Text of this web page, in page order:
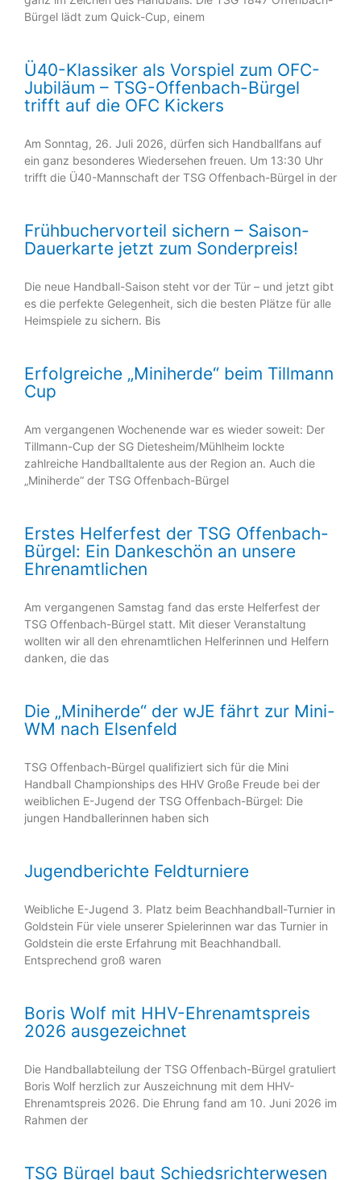
Bürgel lädt zum Quick-Cup, einem
Ü40-Klassiker als Vorspiel zum OFC-
Jubiläum – TSG-Offenbach-Bürgel
trifft auf die OFC Kickers
Am Sonntag, 26. Juli 2026, dürfen sich Handballfans auf
ein ganz besonderes Wiedersehen freuen. Um 13:30 Uhr
trifft die Ü40-Mannschaft der TSG Offenbach-Bürgel in der
Frühbuchervorteil sichern – Saison-
Dauerkarte jetzt zum Sonderpreis!
Die neue Handball-Saison steht vor der Tür – und jetzt gibt
es die perfekte Gelegenheit, sich die besten Plätze für alle
Heimspiele zu sichern. Bis
Erfolgreiche „Miniherde“ beim Tillmann
Cup
Am vergangenen Wochenende war es wieder soweit: Der
Tillmann-Cup der SG Dietesheim/Mühlheim lockte
zahlreiche Handballtalente aus der Region an. Auch die
„Miniherde“ der TSG Offenbach-Bürgel
Erstes Helferfest der TSG Offenbach-
Bürgel: Ein Dankeschön an unsere
Ehrenamtlichen
Am vergangenen Samstag fand das erste Helferfest der
TSG Offenbach-Bürgel statt. Mit dieser Veranstaltung
wollten wir all den ehrenamtlichen Helferinnen und Helfern
danken, die das
Die „Miniherde“ der wJE fährt zur Mini-
WM nach Elsenfeld
TSG Offenbach-Bürgel qualifiziert sich für die Mini
Handball Championships des HHV Große Freude bei der
weiblichen E-Jugend der TSG Offenbach-Bürgel: Die
jungen Handballerinnen haben sich
Jugendberichte Feldturniere
Weibliche E-Jugend 3. Platz beim Beachhandball-Turnier in
Goldstein Für viele unserer Spielerinnen war das Turnier in
Goldstein die erste Erfahrung mit Beachhandball.
Entsprechend groß waren
Boris Wolf mit HHV-Ehrenamtspreis
2026 ausgezeichnet
Die Handballabteilung der TSG Offenbach-Bürgel gratuliert
Boris Wolf herzlich zur Auszeichnung mit dem HHV-
Ehrenamtspreis 2026. Die Ehrung fand am 10. Juni 2026 im
Rahmen der
TSG Bürgel baut Schiedsrichterwesen